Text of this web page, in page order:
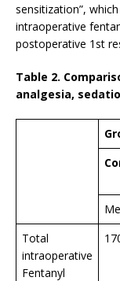
sensitization”,
intraoperative
postoperative 1st
Table 2.
analgesia,
Total
intraoperative
Fentanyl